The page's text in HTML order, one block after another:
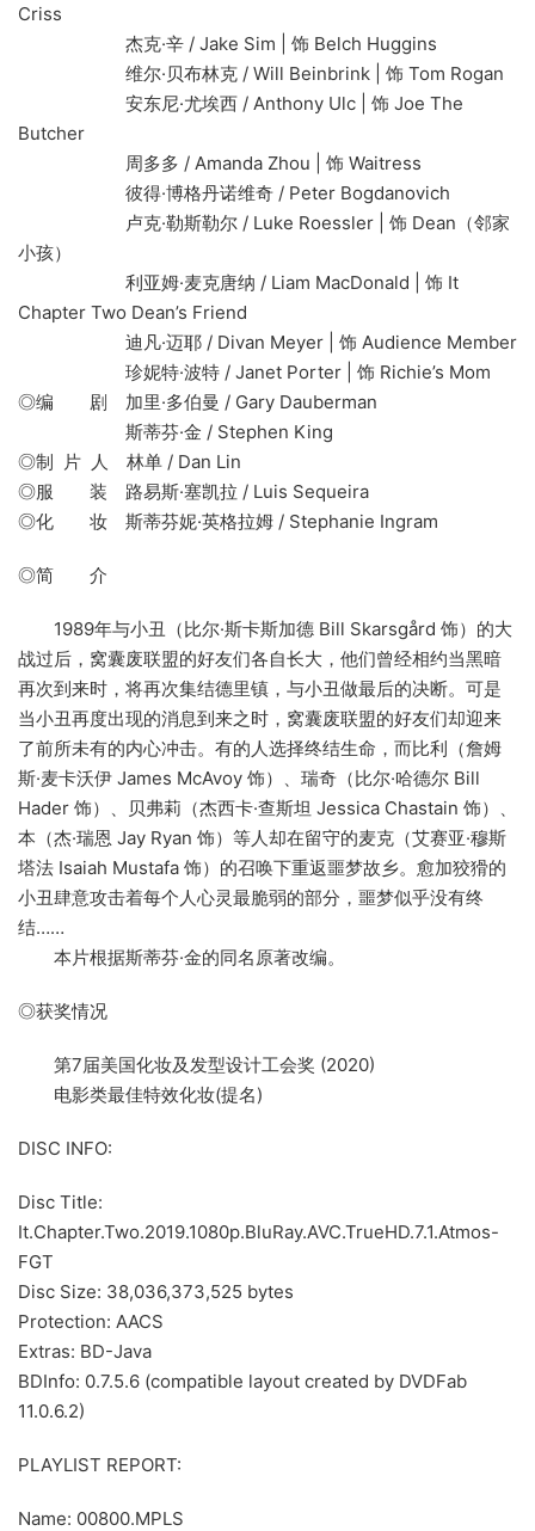
Criss
杰克·辛 / Jake Sim | 饰 Belch Huggins
维尔·贝布林克 / Will Beinbrink | 饰 Tom Rogan
安东尼·尤埃西 / Anthony Ulc | 饰 Joe The
Butcher
周多多 / Amanda Zhou | 饰 Waitress
彼得·博格丹诺维奇 / Peter Bogdanovich
卢克·勒斯勒尔 / Luke Roessler | 饰 Dean（邻家
小孩）
利亚姆·麦克唐纳 / Liam MacDonald | 饰 It
Chapter Two Dean’s Friend
迪凡·迈耶 / Divan Meyer | 饰 Audience Member
珍妮特·波特 / Janet Porter | 饰 Richie’s Mom
◎编 剧 加里·多伯曼 / Gary Dauberman
斯蒂芬·金 / Stephen King
◎制 片 人 林单 / Dan Lin
◎服 装 路易斯·塞凯拉 / Luis Sequeira
◎化 妆 斯蒂芬妮·英格拉姆 / Stephanie Ingram
◎简 介
1989年与小丑（比尔·斯卡斯加德 Bill Skarsgård 饰）的大
战过后，窝囊废联盟的好友们各自长大，他们曾经相约当黑暗
再次到来时，将再次集结德里镇，与小丑做最后的决断。可是
当小丑再度出现的消息到来之时，窝囊废联盟的好友们却迎来
了前所未有的内心冲击。有的人选择终结生命，而比利（詹姆
斯·麦卡沃伊 James McAvoy 饰）、瑞奇（比尔·哈德尔 Bill
Hader 饰）、贝弗莉（杰西卡·查斯坦 Jessica Chastain 饰）、
本（杰·瑞恩 Jay Ryan 饰）等人却在留守的麦克（艾赛亚·穆斯
塔法 Isaiah Mustafa 饰）的召唤下重返噩梦故乡。愈加狡猾的
小丑肆意攻击着每个人心灵最脆弱的部分，噩梦似乎没有终
结……
本片根据斯蒂芬·金的同名原著改编。
◎获奖情况
第7届美国化妆及发型设计工会奖 (2020)
电影类最佳特效化妆(提名)
DISC INFO:
Disc Title:
It.Chapter.Two.2019.1080p.BluRay.AVC.TrueHD.7.1.Atmos-
FGT
Disc Size: 38,036,373,525 bytes
Protection: AACS
Extras: BD-Java
BDInfo: 0.7.5.6 (compatible layout created by DVDFab
11.0.6.2)
PLAYLIST REPORT:
Name: 00800.MPLS